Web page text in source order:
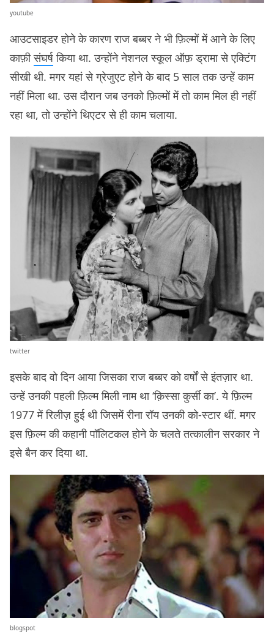
youtube
आउटसाइडर होने के कारण राज बब्बर ने भी फ़िल्मों में आने के लिए
काफ़ीसंघर्षकिया था. उन्होंने नेशनल स्कूल ऑफ़ ड्रामा से एक्टिंग
सीखी थी. मगर यहां से ग्रेजुएट होने के बाद 5 साल तक उन्हें काम
नहीं मिला था. उस दौरान जब उनको फ़िल्मों में तो काम मिल ही नहीं
रहा था, तो उन्होंने थिएटर से ही काम चलाया.
twitter
इसके बाद वो दिन आया जिसका राज बब्बर को वर्षों से इंतज़ार था.
उन्हें उनकी पहली फ़िल्म मिली नाम था ‘क़िस्सा कुर्सी का’. ये फ़िल्म
1977 में रिलीज़ हुई थी जिसमें रीना रॉय उनकी को-स्टार थीं. मगर
इस फ़िल्म की कहानी पॉलिटकल होने के चलते तत्कालीन सरकार ने
इसे बैन कर दिया था.
blogspot